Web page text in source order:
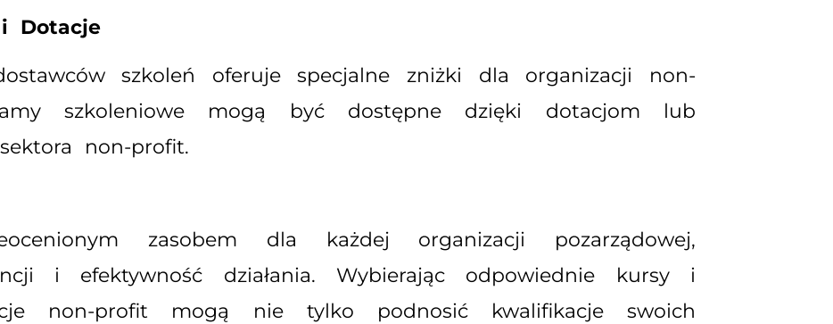
Dotacje
szkoleń oferuje specjalne zniżki dla organizacji non-
szkoleniowe mogą być dostępne dzięki dotacjom lub
non-profit.
zasobem dla każdej organizacji pozarządowej,
i efektywność działania. Wybierając odpowiednie kursy i
non-profit mogą nie tylko podnosić kwalifikacje swoich